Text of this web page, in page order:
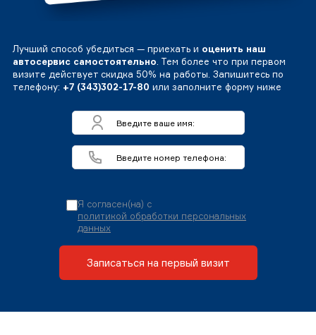
Лучший способ убедиться — приехать и оценить наш
автосервис самостоятельно. Тем более что при первом
визите действует скидка 50% на работы. Запишитесь по
телефону: +7 (343)302-17-80 или заполните форму ниже
Я согласен(на) с
политикой обработки персональных
данных
Записаться на первый визит